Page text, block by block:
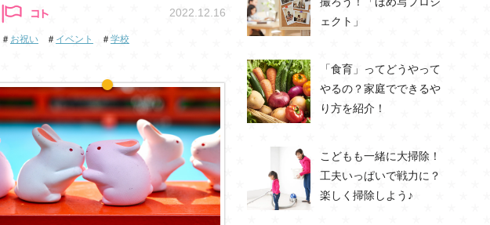
2022.12.16
＃ お祝い ＃ イベント ＃学校
ェクト」
「食育」ってどうやって
やるの？家庭でできるや
り方を紹介！
こどもも一緒に大掃除！
工夫いっぱいで戦力に？
楽しく掃除しよう♪